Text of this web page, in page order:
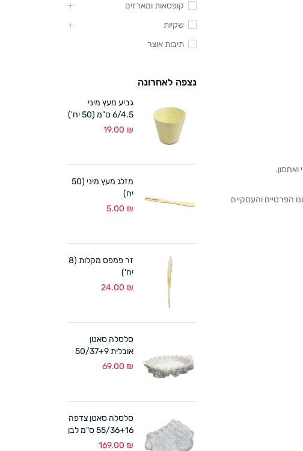
וממנו אנו משרתים את לקוחותנו הפרטיים והעסקיים
קופסאות ומארזים
שקיות
תיבות אוצר
נצפה לאחרונה
גביע מעץ מיני
6/4.5 ס"מ (50 יח')
19.00 ₪
מזלג מעץ מיני (50
יח)
5.00 ₪
זר פמפס מקלות (8
יח')
24.00 ₪
סלסלה סאטן
אובלית 50/37+9
ס"מ לבן
69.00 ₪
סלסלה סאטן צדפה
55/36+16 ס"מ לבן
169.00 ₪